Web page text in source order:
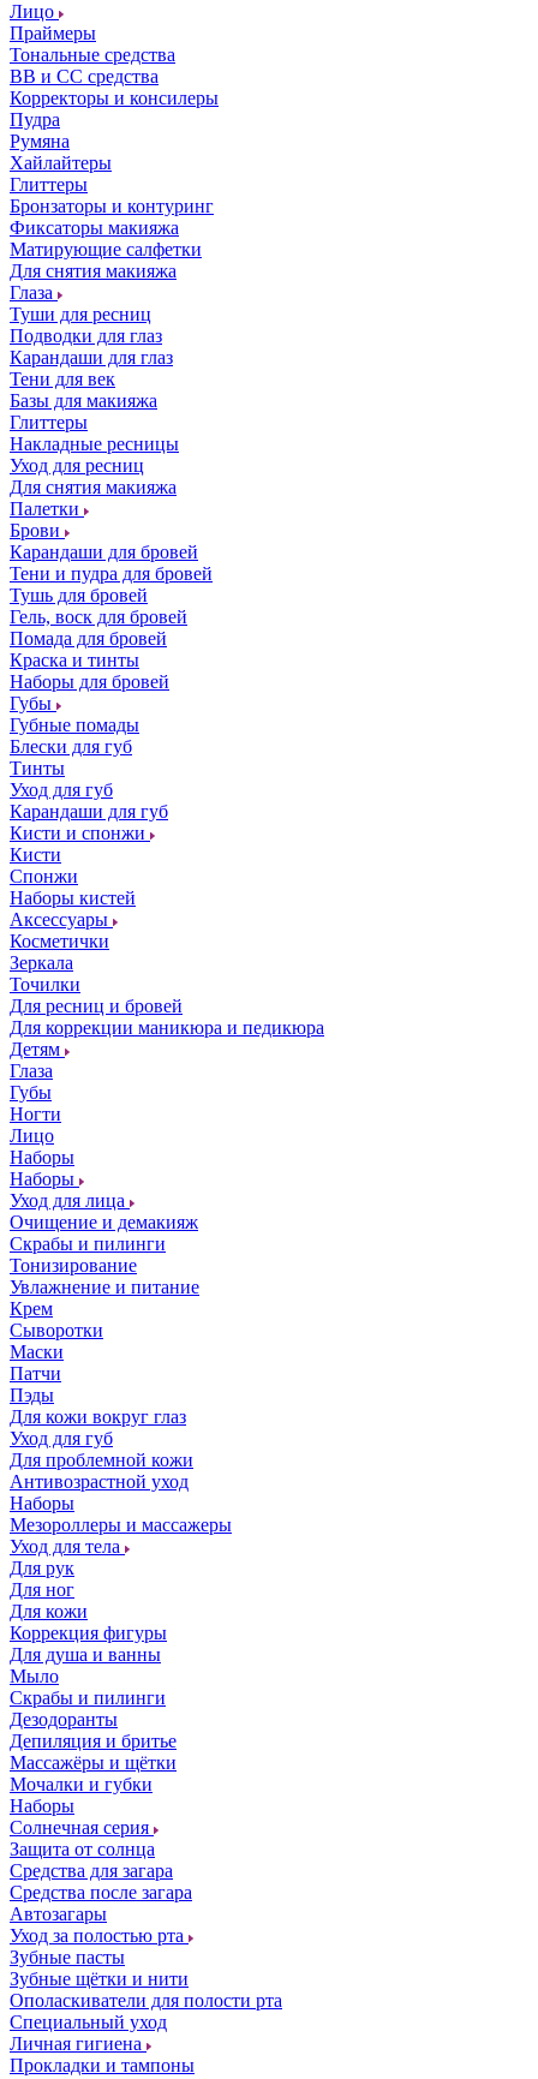
Лицо
Праймеры
Тональные средства
ВВ и СС средства
Корректоры и консилеры
Пудра
Румяна
Хайлайтеры
Глиттеры
Бронзаторы и контуринг
Фиксаторы макияжа
Матирующие салфетки
Для снятия макияжа
Глаза
Туши для ресниц
Подводки для глаз
Карандаши для глаз
Тени для век
Базы для макияжа
Глиттеры
Накладные ресницы
Уход для ресниц
Для снятия макияжа
Палетки
Брови
Карандаши для бровей
Тени и пудра для бровей
Тушь для бровей
Гель, воск для бровей
Помада для бровей
Краска и тинты
Наборы для бровей
Губы
Губные помады
Блески для губ
Тинты
Уход для губ
Карандаши для губ
Кисти и спонжи
Кисти
Спонжи
Наборы кистей
Аксессуары
Косметички
Зеркала
Точилки
Для ресниц и бровей
Для коррекции маникюра и педикюра
Детям
Глаза
Губы
Ногти
Лицо
Наборы
Наборы
Уход для лица
Очищение и демакияж
Скрабы и пилинги
Тонизирование
Увлажнение и питание
Крем
Сыворотки
Маски
Патчи
Пэды
Для кожи вокруг глаз
Уход для губ
Для проблемной кожи
Антивозрастной уход
Наборы
Мезороллеры и массажеры
Уход для тела
Для рук
Для ног
Для кожи
Коррекция фигуры
Для душа и ванны
Мыло
Скрабы и пилинги
Дезодоранты
Депиляция и бритье
Массажёры и щётки
Мочалки и губки
Наборы
Солнечная серия
Защита от солнца
Средства для загара
Средства после загара
Автозагары
Уход за полостью рта
Зубные пасты
Зубные щётки и нити
Ополаскиватели для полости рта
Специальный уход
Личная гигиена
Прокладки и тампоны